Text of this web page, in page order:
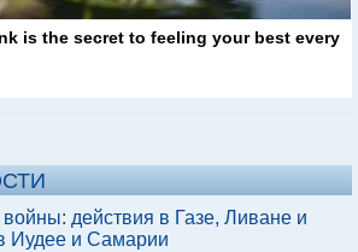
is the secret to feeling your best every
действия в Газе, Ливане и
Иудее и Самарии